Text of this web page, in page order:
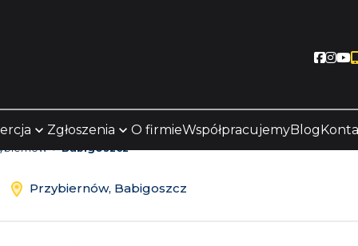
Zgłoszenia O firmieWspółpracujemyBlog
Babigoszcz
Przybiernów, Babigoszcz